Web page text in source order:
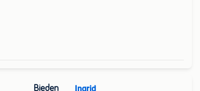
Bieden Ingrid